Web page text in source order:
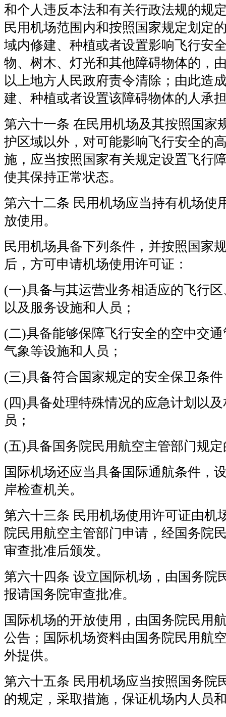
和个人违反本法和有关行政法规的规
民用机场范围内和按照国家规定划定
域内修建、种植或者设置影响飞行安
物、树木、灯光和其他障碍物体的，
以上地方人民政府责令清除；由此造
建、种植或者设置该障碍物体的人承
第六十一条 在民用机场及其按照国家
护区域以外，对可能影响飞行安全的
施，应当按照国家有关规定设置飞行
使其保持正常状态。
第六十二条 民用机场应当持有机场使
放使用。
民用机场具备下列条件，并按照国家
后，方可申请机场使用许可证：
(一)具备与其运营业务相适应的飞行
以及服务设施和人员；
(二)具备能够保障飞行安全的空中交
气象等设施和人员；
(三)具备符合国家规定的安全保卫条件
(四)具备处理特殊情况的应急计划以
员；
(五)具备国务院民用航空主管部门规
国际机场还应当具备国际通航条件，
岸检查机关。
第六十三条 民用机场使用许可证由机
院民用航空主管部门申请，经国务院
审查批准后颁发。
第六十四条 设立国际机场，由国务院
报请国务院审查批准。
国际机场的开放使用，由国务院民用
公告；国际机场资料由国务院民用航
外提供。
第六十五条 民用机场应当按照国务院
的规定，采取措施，保证机场内人员